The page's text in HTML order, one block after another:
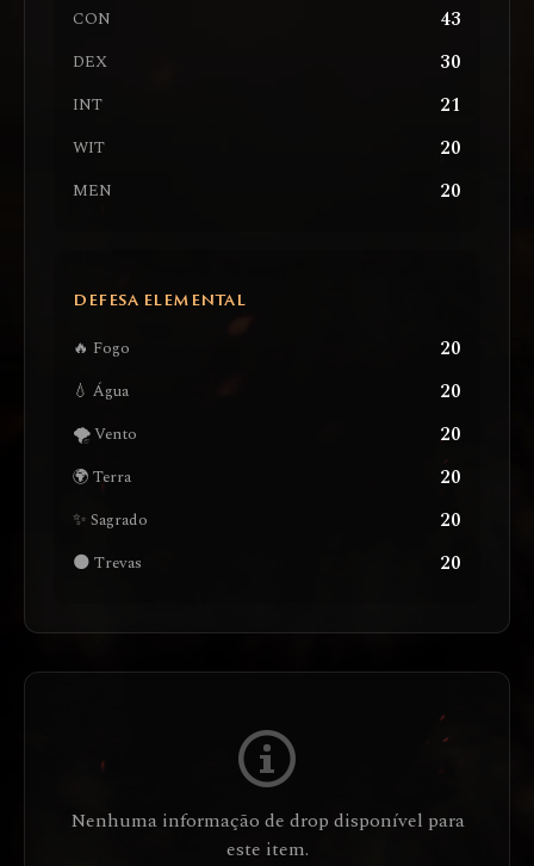
CON 43
DEX 30
INT 21
WIT 20
MEN 20
DEFESA ELEMENTAL
🔥 Fogo 20
💧 Água 20
🌪️ Vento 20
🌍 Terra 20
✨ Sagrado 20
🌑 Trevas 20
Nenhuma informação de drop disponível para
este item.